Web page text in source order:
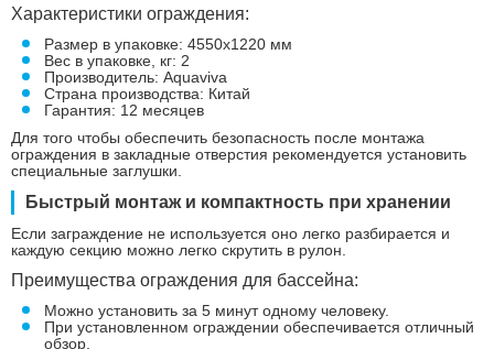
Характеристики ограждения:
Размер в упаковке: 4550x1220 мм
Вес в упаковке, кг: 2
Производитель: Aquaviva
Страна производства: Китай
Гарантия: 12 месяцев
Для того чтобы обеспечить безопасность после монтажа
ограждения в закладные отверстия рекомендуется установить
специальные заглушки.
Быстрый монтаж и компактность при хранении
Если заграждение не используется оно легко разбирается и
каждую секцию можно легко скрутить в рулон.
Преимущества ограждения для бассейна:
Можно установить за 5 минут одному человеку.
При установленном ограждении обеспечивается отличный
обзор.